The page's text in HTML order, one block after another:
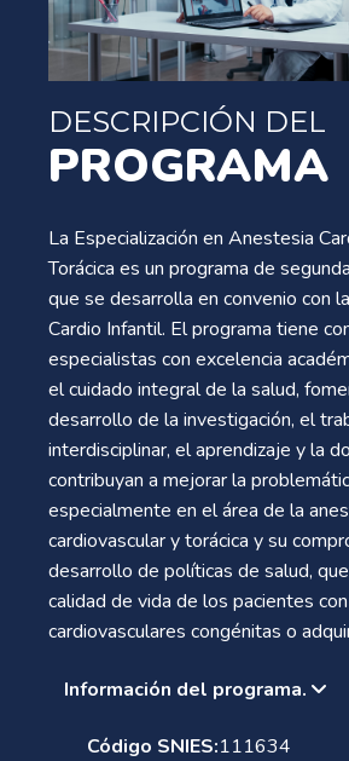
DESCRIPCIÓN DEL
PROGRAMA
La Especialización en Anestesia
Torácica es un programa de
que se desarrolla en convenio con
Cardio Infantil. El programa tiene
especialistas con excelencia
el cuidado integral de la salud,
desarrollo de la investigación, el
interdisciplinar, el aprendizaje y la
contribuyan a mejorar la
especialmente en el área de la
cardiovascular y torácica y su
desarrollo de políticas de salud,
calidad de vida de los pacientes
cardiovasculares congénitas o
Información del programa.
Código SNIES:111634